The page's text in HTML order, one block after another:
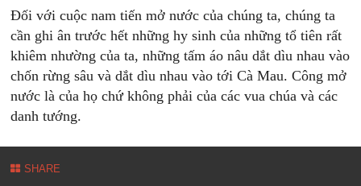
Đối với cuộc nam tiến mở nước của chúng ta, chúng ta
cần ghi ân trước hết những hy sinh của những tổ tiên rất
khiêm nhường của ta, những tấm áo nâu dắt dìu nhau vào
chốn rừng sâu và dắt dìu nhau vào tới Cà Mau. Công mở
nước là của họ chứ không phải của các vua chúa và các
danh tướng.
SHARE